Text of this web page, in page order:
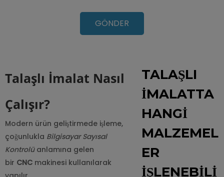
GÖNDER
Talaşlı İmalat Nasıl
Çalışır?
Modern ürün geliştirmede işleme,
çoğunlukla Bilgisayar Sayısal
Kontrolüanlamına gelen
bir CNC makinesi kullanılarak
TALAŞLI
İMALATTA
HANGI
MALZEMEL
ER
İŞLENEBILI